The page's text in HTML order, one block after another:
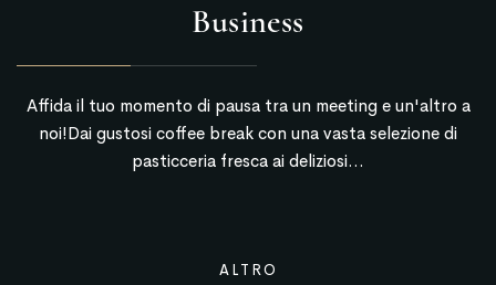
Business
Affida il tuo momento di pausa tra un meeting e un'altro a
noi!Dai gustosi coffee break con una vasta selezione di
pasticceria fresca ai deliziosi...
ALTRO